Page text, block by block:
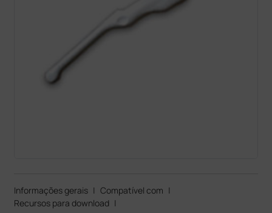
Informações gerais | Compatível com |
Recursos para download |